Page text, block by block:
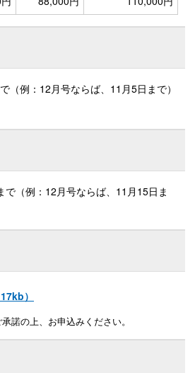
（例：12月号ならば、11月5日まで）
で（例：12月号ならば、11月15日ま
）
諾の上、お申込みください。